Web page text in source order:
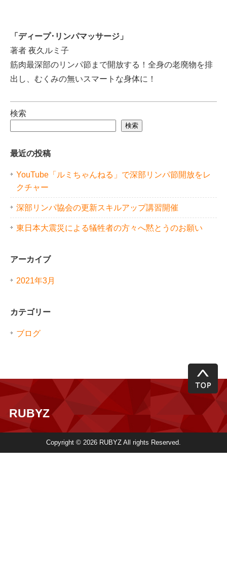
「ディープ･リンパマッサージ」
著者 夜久ルミ子
筋肉最深部のリンパ節まで開放する！全身の老廃物を排
出し、むくみの無いスマートな身体に！
検索
検索
最近の投稿
YouTube「ルミちゃんねる」で深部リンパ節開放をレ
クチャー
深部リンパ協会の更新スキルアップ講習開催
東日本大震災による犠牲者の方々へ黙とうのお願い
アーカイブ
2021年3月
カテゴリー
ブログ
RUBYZ
Copyright © 2026 RUBYZ All rights Reserved.